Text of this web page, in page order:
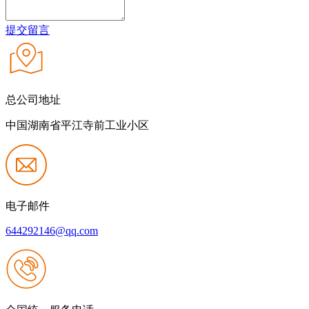
提交留言
总公司地址
中国湖南省平江寺前工业小区
电子邮件
644292146@qq.com